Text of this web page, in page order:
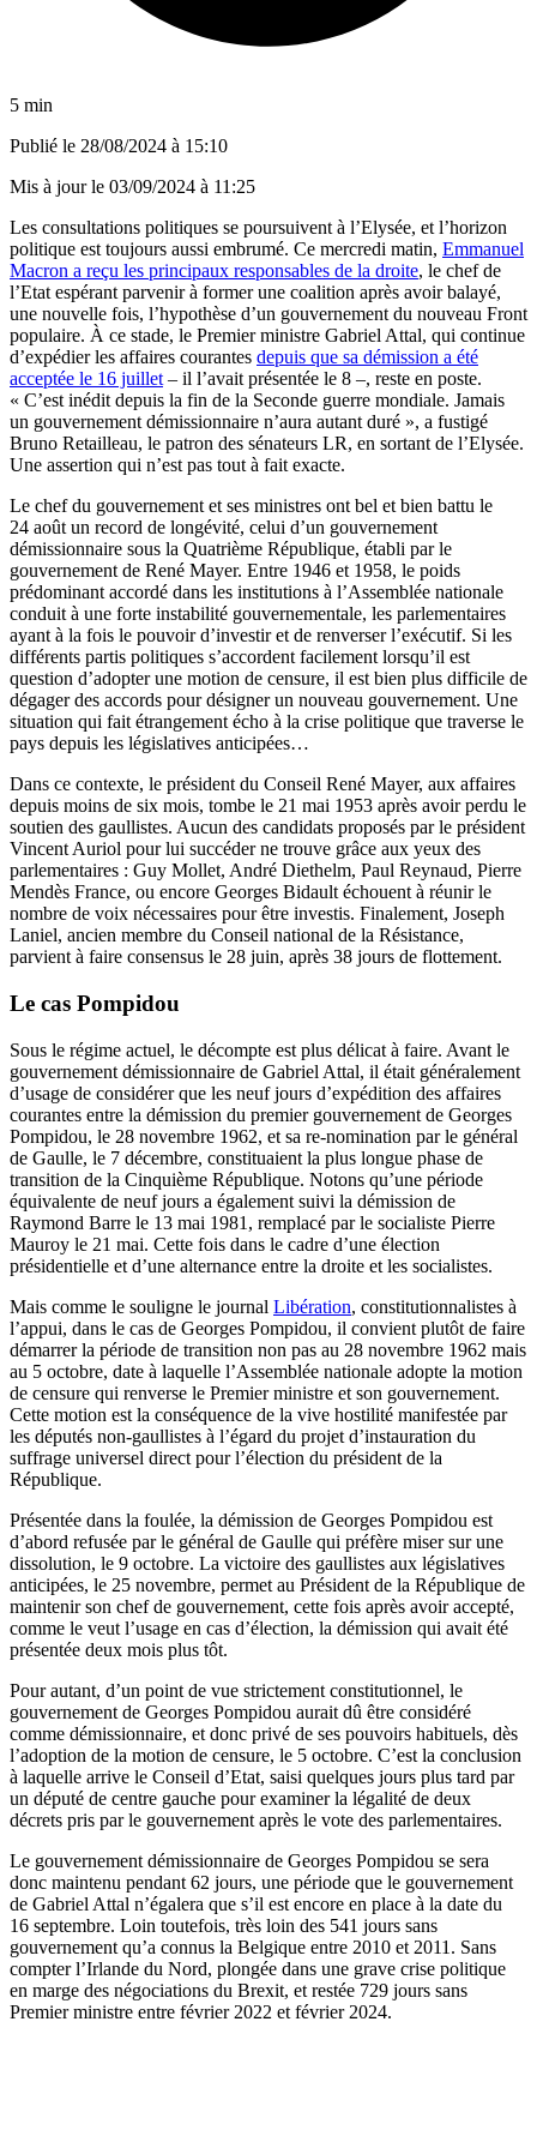
5 min
Publié le 28/08/2024 à 15:10
Mis à jour le 03/09/2024 à 11:25
Les consultations politiques se poursuivent à l’Elysée, et l’horizon
politique est toujours aussi embrumé. Ce mercredi matin, Emmanuel
Macron a reçu les principaux responsables de la droite, le chef de
l’Etat espérant parvenir à former une coalition après avoir balayé,
une nouvelle fois, l’hypothèse d’un gouvernement du nouveau Front
populaire. À ce stade, le Premier ministre Gabriel Attal, qui continue
d’expédier les affaires courantes depuis que sa démission a été
acceptée le 16 juillet – il l’avait présentée le 8 –, reste en poste.
« C’est inédit depuis la fin de la Seconde guerre mondiale. Jamais
un gouvernement démissionnaire n’aura autant duré », a fustigé
Bruno Retailleau, le patron des sénateurs LR, en sortant de l’Elysée.
Une assertion qui n’est pas tout à fait exacte.
Le chef du gouvernement et ses ministres ont bel et bien battu le
24 août un record de longévité, celui d’un gouvernement
démissionnaire sous la Quatrième République, établi par le
gouvernement de René Mayer. Entre 1946 et 1958, le poids
prédominant accordé dans les institutions à l’Assemblée nationale
conduit à une forte instabilité gouvernementale, les parlementaires
ayant à la fois le pouvoir d’investir et de renverser l’exécutif. Si les
différents partis politiques s’accordent facilement lorsqu’il est
question d’adopter une motion de censure, il est bien plus difficile de
dégager des accords pour désigner un nouveau gouvernement. Une
situation qui fait étrangement écho à la crise politique que traverse le
pays depuis les législatives anticipées…
Dans ce contexte, le président du Conseil René Mayer, aux affaires
depuis moins de six mois, tombe le 21 mai 1953 après avoir perdu le
soutien des gaullistes. Aucun des candidats proposés par le président
Vincent Auriol pour lui succéder ne trouve grâce aux yeux des
parlementaires : Guy Mollet, André Diethelm, Paul Reynaud, Pierre
Mendès France, ou encore Georges Bidault échouent à réunir le
nombre de voix nécessaires pour être investis. Finalement, Joseph
Laniel, ancien membre du Conseil national de la Résistance,
parvient à faire consensus le 28 juin, après 38 jours de flottement.
Le cas Pompidou
Sous le régime actuel, le décompte est plus délicat à faire. Avant le
gouvernement démissionnaire de Gabriel Attal, il était généralement
d’usage de considérer que les neuf jours d’expédition des affaires
courantes entre la démission du premier gouvernement de Georges
Pompidou, le 28 novembre 1962, et sa re-nomination par le général
de Gaulle, le 7 décembre, constituaient la plus longue phase de
transition de la Cinquième République. Notons qu’une période
équivalente de neuf jours a également suivi la démission de
Raymond Barre le 13 mai 1981, remplacé par le socialiste Pierre
Mauroy le 21 mai. Cette fois dans le cadre d’une élection
présidentielle et d’une alternance entre la droite et les socialistes.
Mais comme le souligne le journal Libération, constitutionnalistes à
l’appui, dans le cas de Georges Pompidou, il convient plutôt de faire
démarrer la période de transition non pas au 28 novembre 1962 mais
au 5 octobre, date à laquelle l’Assemblée nationale adopte la motion
de censure qui renverse le Premier ministre et son gouvernement.
Cette motion est la conséquence de la vive hostilité manifestée par
les députés non-gaullistes à l’égard du projet d’instauration du
suffrage universel direct pour l’élection du président de la
République.
Présentée dans la foulée, la démission de Georges Pompidou est
d’abord refusée par le général de Gaulle qui préfère miser sur une
dissolution, le 9 octobre. La victoire des gaullistes aux législatives
anticipées, le 25 novembre, permet au Président de la République de
maintenir son chef de gouvernement, cette fois après avoir accepté,
comme le veut l’usage en cas d’élection, la démission qui avait été
présentée deux mois plus tôt.
Pour autant, d’un point de vue strictement constitutionnel, le
gouvernement de Georges Pompidou aurait dû être considéré
comme démissionnaire, et donc privé de ses pouvoirs habituels, dès
l’adoption de la motion de censure, le 5 octobre. C’est la conclusion
à laquelle arrive le Conseil d’Etat, saisi quelques jours plus tard par
un député de centre gauche pour examiner la légalité de deux
décrets pris par le gouvernement après le vote des parlementaires.
Le gouvernement démissionnaire de Georges Pompidou se sera
donc maintenu pendant 62 jours, une période que le gouvernement
de Gabriel Attal n’égalera que s’il est encore en place à la date du
16 septembre. Loin toutefois, très loin des 541 jours sans
gouvernement qu’a connus la Belgique entre 2010 et 2011. Sans
compter l’Irlande du Nord, plongée dans une grave crise politique
en marge des négociations du Brexit, et restée 729 jours sans
Premier ministre entre février 2022 et février 2024.